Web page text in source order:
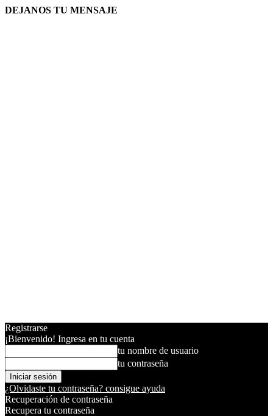
DEJANOS TU MENSAJE
Registrarse
¡Bienvenido! Ingresa en tu cuenta
tu nombre de usuario
tu contraseña
¿Olvidaste tu contraseña? consigue ayuda
Recuperación de contraseña
Recupera tu contraseña